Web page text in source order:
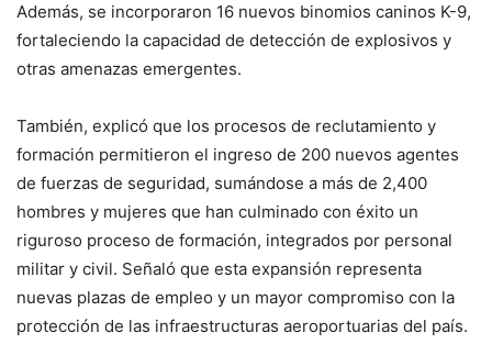
Además, se incorporaron 16 nuevos binomios caninos K-9,
fortaleciendo la capacidad de detección de explosivos y
otras amenazas emergentes.
También, explicó que los procesos de reclutamiento y
formación permitieron el ingreso de 200 nuevos agentes
de fuerzas de seguridad, sumándose a más de 2,400
hombres y mujeres que han culminado con éxito un
riguroso proceso de formación, integrados por personal
militar y civil. Señaló que esta expansión representa
nuevas plazas de empleo y un mayor compromiso con la
protección de las infraestructuras aeroportuarias del país.